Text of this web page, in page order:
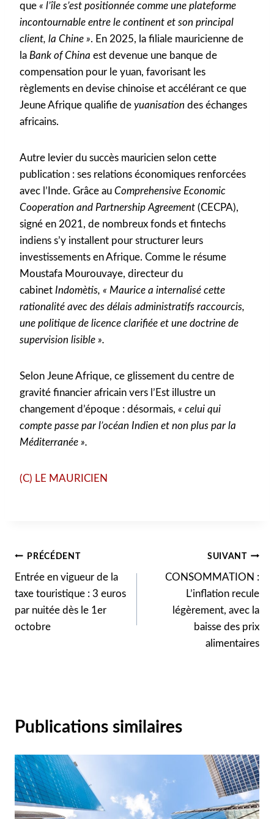
que « l’île s’est positionnée comme une plateforme
incontournable entre le continent et son principal
client, la Chine ». En 2025, la filiale mauricienne de
la Bank of China est devenue une banque de
compensation pour le yuan, favorisant les
règlements en devise chinoise et accélérant ce que
Jeune Afrique qualifie de yuanisation des échanges
africains.
Autre levier du succès mauricien selon cette
publication : ses relations économiques renforcées
avec l’Inde. Grâce au Comprehensive Economic
Cooperation and Partnership Agreement (CECPA),
signé en 2021, de nombreux fonds et fintechs
indiens s’y installent pour structurer leurs
investissements en Afrique. Comme le résume
Moustafa Mourouvaye, directeur du
cabinet Indomètis, « Maurice a internalisé cette
rationalité avec des délais administratifs raccourcis,
une politique de licence clarifiée et une doctrine de
supervision lisible ».
Selon Jeune Afrique, ce glissement du centre de
gravité financier africain vers l’Est illustre un
changement d’époque : désormais, « celui qui
compte passe par l’océan Indien et non plus par la
Méditerranée ».
(C) LE MAURICIEN
Navigation
de
l’article
PRÉCÉDENT
Entrée en vigueur de la
taxe touristique : 3 euros
par nuitée dès le 1er
octobre
SUIVANT
CONSOMMATION :
L’inflation recule
légèrement, avec la
baisse des prix
alimentaires
Publications similaires